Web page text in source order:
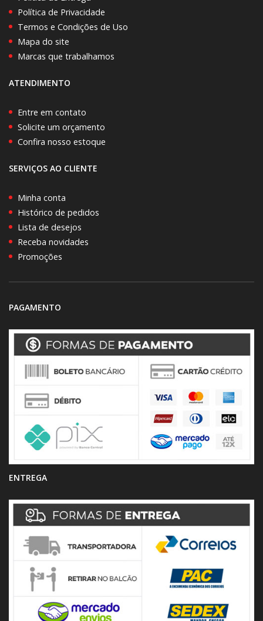
Política de Privacidade
Termos e Condições de Uso
Mapa do site
Marcas que trabalhamos
ATENDIMENTO
Entre em contato
Solicite um orçamento
Confira nosso estoque
SERVIÇOS AO CLIENTE
Minha conta
Histórico de pedidos
Lista de desejos
Receba novidades
Promoções
PAGAMENTO
ENTREGA